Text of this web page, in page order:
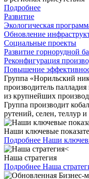
Подробнее
Развитие
Экологическая
Обновление
Социальные проекты
Развитие горнорудной
Реконфигурация
Повышение
Группа «Норильский
производитель
из крупнейших
Группа производит
рутений, селен, теллур и
Наши ключевые
Подробнее Наши
Наша стратегия
Подробнее Наша